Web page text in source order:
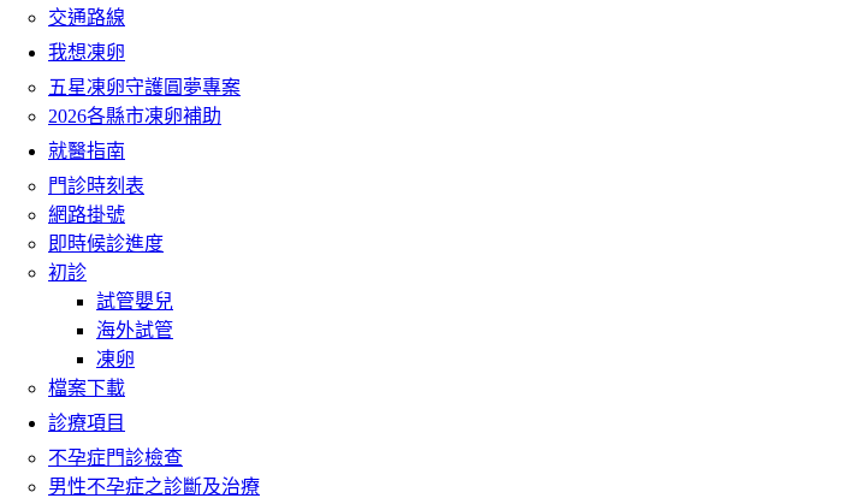
交通路線
我想凍卵
五星凍卵守護圓夢專案
2026各縣市凍卵補助
就醫指南
門診時刻表
網路掛號
即時候診進度
初診
試管嬰兒
海外試管
凍卵
檔案下載
診療項目
不孕症門診檢查
男性不孕症之診斷及治療